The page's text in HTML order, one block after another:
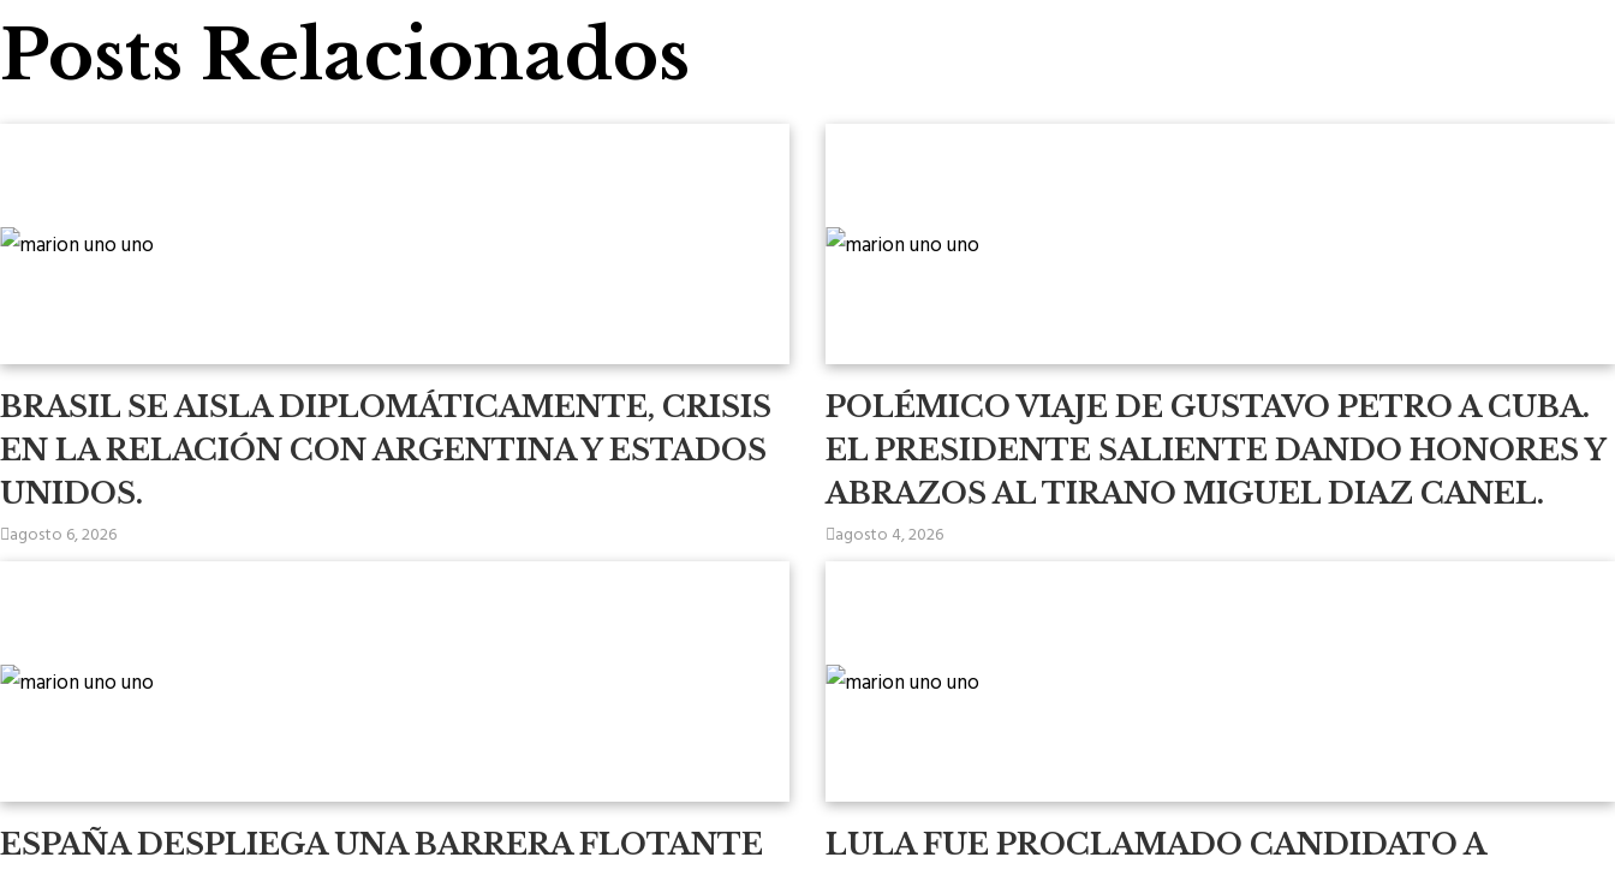
Posts Relacionados
BRASIL SE AISLA DIPLOMÁTICAMENTE, CRISIS
EN LA RELACIÓN CON ARGENTINA Y ESTADOS
UNIDOS.
agosto 6, 2026
POLÉMICO VIAJE DE GUSTAVO PETRO A CUBA.
EL PRESIDENTE SALIENTE DANDO HONORES Y
ABRAZOS AL TIRANO MIGUEL DIAZ CANEL.
agosto 4, 2026
ESPAÑA DESPLIEGA UNA BARRERA FLOTANTE
LULA FUE PROCLAMADO CANDIDATO A